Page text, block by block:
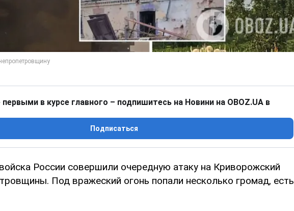
первыми в курсе главного – подпишитесь на Новини на OBOZ.UA в
Подписаться
России совершили очередную атаку на Криворожский
Под вражеский огонь попали несколько громад, есть